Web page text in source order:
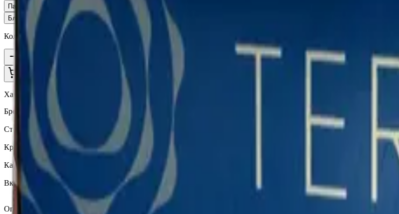
Пачка
810 ₽
Блок × 10 8 000 ₽
Количество
В корзину —
Характеристики
Бренд
Страна
Индонезия
Крепость
Крепкий
Капсула
Нет
Вкусы
Табачный вкус
Описание